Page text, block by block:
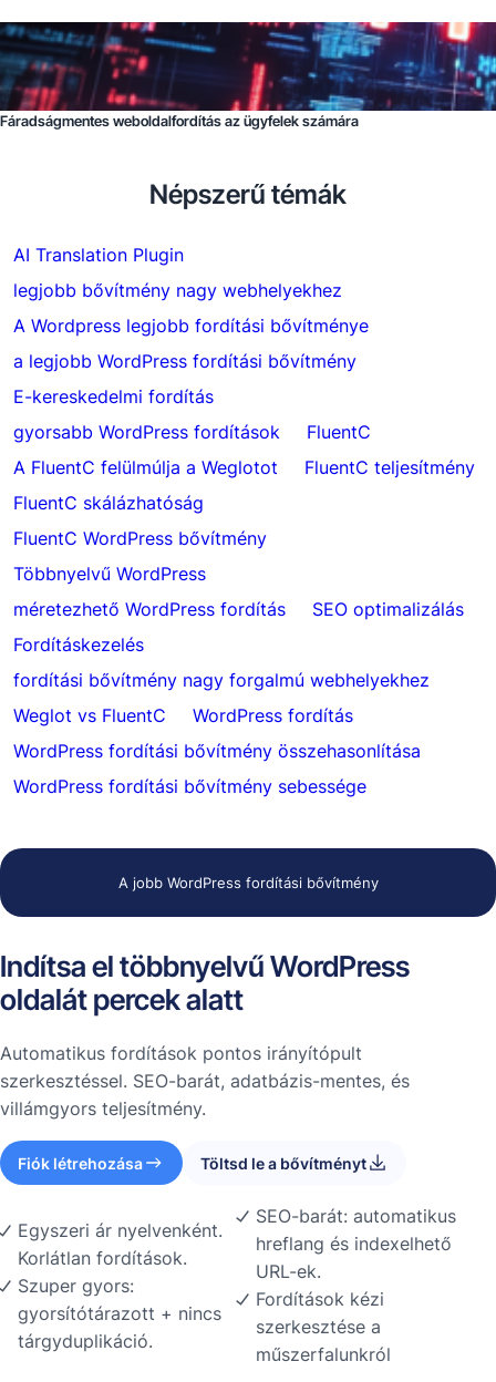
Fáradságmentes weboldalfordítás az ügyfelek számára
Népszerű témák
AI Translation Plugin
legjobb bővítmény nagy webhelyekhez
A Wordpress legjobb fordítási bővítménye
a legjobb WordPress fordítási bővítmény
E-kereskedelmi fordítás
gyorsabb WordPress fordítások
FluentC
A FluentC felülmúlja a Weglotot
FluentC teljesítmény
FluentC skálázhatóság
FluentC WordPress bővítmény
Többnyelvű WordPress
méretezhető WordPress fordítás
SEO optimalizálás
Fordításkezelés
fordítási bővítmény nagy forgalmú webhelyekhez
Weglot vs FluentC
WordPress fordítás
WordPress fordítási bővítmény összehasonlítása
WordPress fordítási bővítmény sebessége
A jobb WordPress fordítási bővítmény
Indítsa el többnyelvű WordPress
oldalát percek alatt
Automatikus fordítások pontos irányítópult
szerkesztéssel. SEO-barát, adatbázis-mentes, és
villámgyors teljesítmény.
Fiók létrehozása Töltsd le a bővítményt
Egyszeri ár nyelvenként.
Korlátlan fordítások.
Szuper gyors:
gyorsítótárazott + nincs
tárgyduplikáció.
SEO-barát: automatikus
hreflang és indexelhető
URL-ek.
Fordítások kézi
szerkesztése a
műszerfalunkról